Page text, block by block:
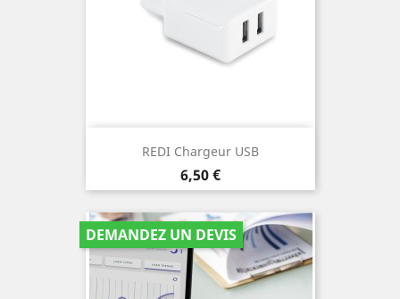
REDI Chargeur USB
Prix
6,50 €
DEMANDEZ UN DEVIS